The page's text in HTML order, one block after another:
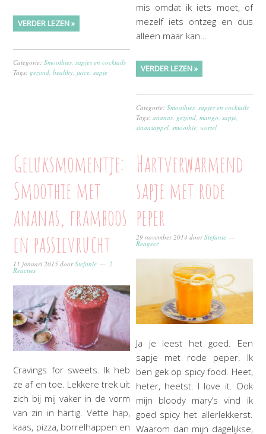
VERDER LEZEN »
Categorie:Smoothies, sapjes en cocktails
Tags: gezond,healthy,juice,sapje
mis omdat ik iets moet, of
mezelf iets ontzeg en dus
alleen maar kan…
VERDER LEZEN »
Categorie:Smoothies, sapjes en cocktails
Tags:ananas, gezond,mango,sapje,
sinaasappel,smoothie,wortel
Geluksmomentje:
Smoothie met
ananas, framboos
en passievrucht
11 januari 2015 doorStefanie 2
Reacties
Cravings for sweets. Ik heb
ze af en toe. Lekkere trek uit
zich bij mij vaker in de vorm
van zin in hartig. Vette hap,
kaas, pizza, borrelhappen en
Hartverwarmend
sapje met rode
peper
29 november 2014 doorStefanie
Reageer
Ja je leest het goed. Een
sapje met rode peper. Ik
ben gek op spicy food. Heet,
heter, heetst. I love it. Ook
mijn bloody mary’s vind ik
goed spicy het allerlekkerst.
Waarom dan mijn dagelijkse,